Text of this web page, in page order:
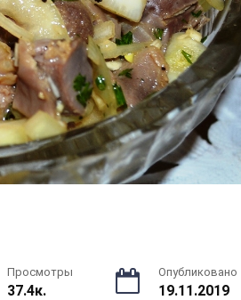
Просмотры
37.4к.
Опубликовано
19.11.2019